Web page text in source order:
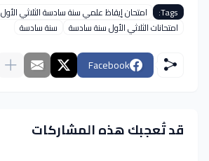
Tags:
امتحان إيقاظ علمي سنة سادسة الثلاثي الأول
امتحانات الثلاثي الأول سنة سادسة
سنة سادسة
Facebook
قد تُعجبك هذه المشاركات